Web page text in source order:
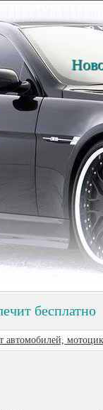
бесплатно
автомобилей,